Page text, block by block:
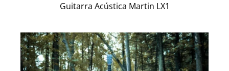
Guitarra Acústica Martin LX1